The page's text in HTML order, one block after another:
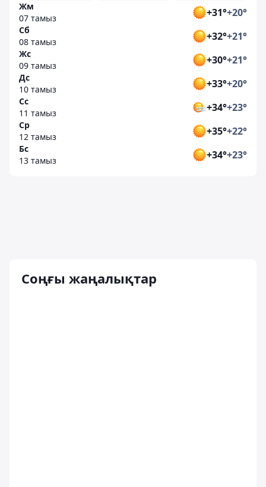
Жм
07 тамыз
+31°+20°
Сб
08 тамыз
+32°+21°
Жс
09 тамыз
+30°+21°
Дс
10 тамыз
+33°+20°
Сс
11 тамыз
+34°+23°
Ср
12 тамыз
+35°+22°
Бс
13 тамыз
+34°+23°
Соңғы жаңалықтар